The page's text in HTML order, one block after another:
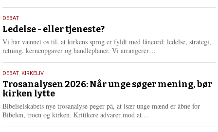
e
e
10.
juni
2026
DEBAT
Ledelse - eller tjeneste?
Vi har vænnet os til, at kirkens sprog er fyldt med låneord: ledelse, strategi,
retning, kerneopgaver og handleplaner. Vi arrangerer…
e
2.
juni
2026
DEBAT, KIRKELIV
Trosanalysen 2026: Når unge søger mening, bør
kirken lytte
Bibelselskabets nye trosanalyse peger på, at især unge mænd er åbne for
Bibelen, troen og kirken. Kritikere advarer mod at…